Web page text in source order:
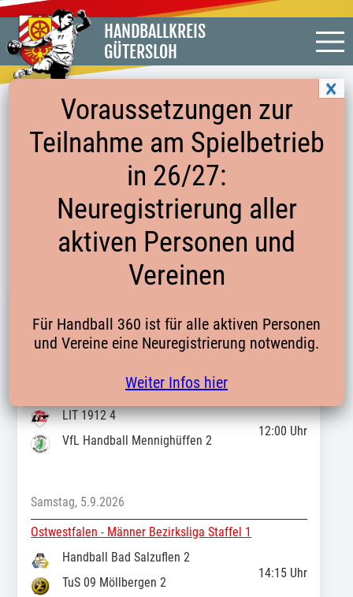
HANDBALLKREIS
GÜTERSLOH
AUF EINEN BLICK
MÄNNER
MEISTERSCHAFTSSPIELE
MÄNNER BEZIRKSLIGA STAFFEL 1
TABELLE
OSTWESTFALEN - MÄNNER BEZIRKSLIGA STAFFEL 1
Ostwestfalen - Männer Bezirksliga Staffel 1
LIT 1912 4
VfL Handball Mennighüffen 2
12:00 Uhr
Samstag, 5.9.2026
Ostwestfalen - Männer Bezirksliga Staffel 1
Handball Bad Salzuflen 2
TuS 09 Möllbergen 2
14:15Uhr
Voraussetzungen zur
Teilnahme am Spielbetrieb
in 26/27:
Neuregistrierung aller
aktiven Personen und
Vereinen
Für Handball 360 ist für alle aktiven Personen
und Vereine eine Neuregistrierung notwendig.
Weiter Infos hier